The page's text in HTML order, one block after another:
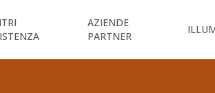
AZIENDE
PARTNER